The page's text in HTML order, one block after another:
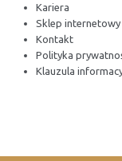
Kariera
Sklep internetowy
Kontakt
Polityka
Klauzula